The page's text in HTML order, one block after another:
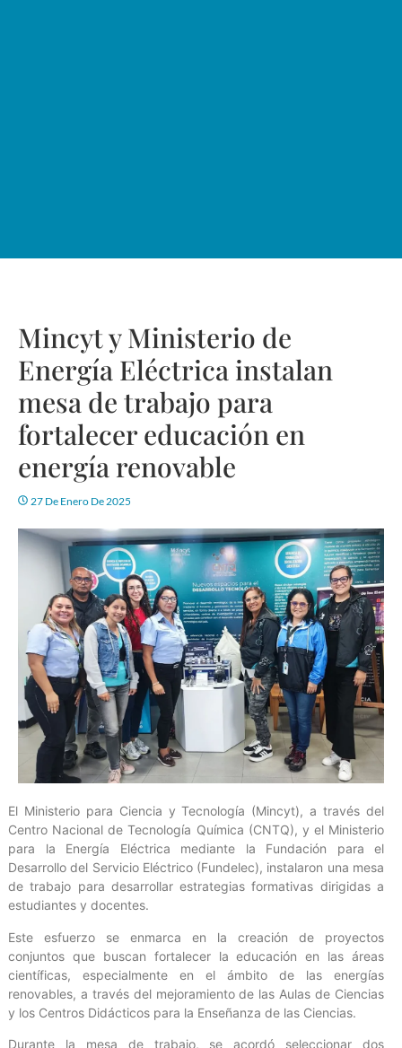
Mincyt y Ministerio de
Energía Eléctrica instalan
mesa de trabajo para
fortalecer educación en
energía renovable
27 De Enero De 2025
El Ministerio para Ciencia y Tecnología (Mincyt), a través del
Centro Nacional de Tecnología Química (CNTQ), y el Ministerio
para la Energía Eléctrica mediante la Fundación para el
Desarrollo del Servicio Eléctrico (Fundelec), instalaron una mesa
de trabajo para desarrollar estrategias formativas dirigidas a
estudiantes y docentes.
Este esfuerzo se enmarca en la creación de proyectos
conjuntos que buscan fortalecer la educación en las áreas
científicas, especialmente en el ámbito de las energías
renovables, a través del mejoramiento de las Aulas de Ciencias
y los Centros Didácticos para la Enseñanza de las Ciencias.
Durante la mesa de trabajo, se acordó seleccionar dos